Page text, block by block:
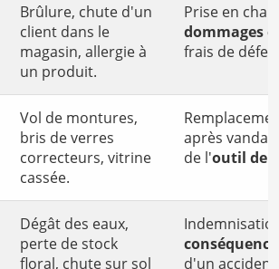
Brûlure, chute d'un
client dans le
magasin, allergie à
un produit.
Prise en
dommages
frais de
Vol de montures,
bris de verres
correcteurs, vitrine
cassée.
après
de l'outil de
Dégât des eaux,
perte de stock
floral, chute sur sol
d'un